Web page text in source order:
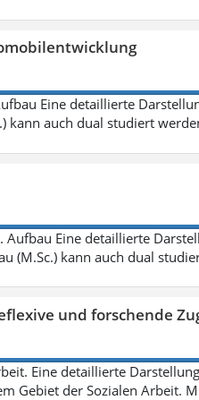
Eine detaillierte
kann auch dual studiert
Aufbau Eine detaillierte
(M.Sc.) kann auch dual
und forschende
Eine detaillierte
Gebiet der Sozialen Arbeit.